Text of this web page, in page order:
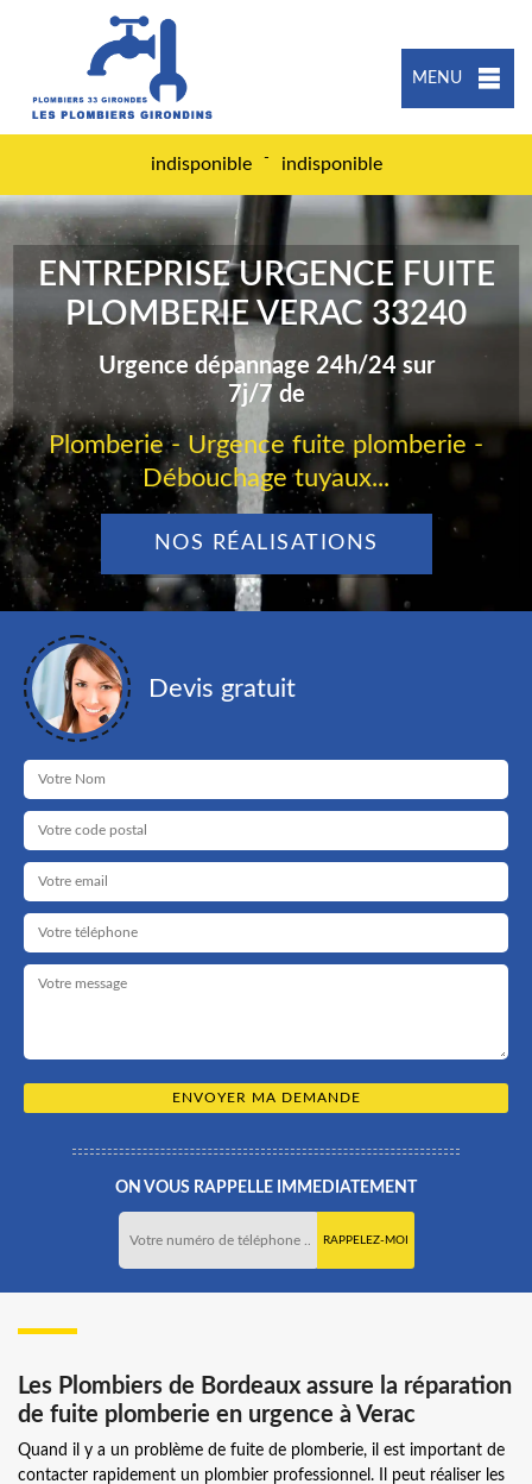
MENU
indisponible - indisponible
ENTREPRISE URGENCE FUITE
PLOMBERIE VERAC 33240
Urgence dépannage 24h/24 sur
7j/7 de
Plomberie - Urgence fuite plomberie -
Débouchage tuyaux...
NOS RÉALISATIONS
Devis gratuit
ON VOUS RAPPELLE IMMEDIATEMENT
Les Plombiers de Bordeaux assure la réparation
de fuite plomberie en urgence à Verac
Quand il y a un problème de fuite de plomberie, il est important de
contacter rapidement un plombier professionnel. Il peut réaliser les